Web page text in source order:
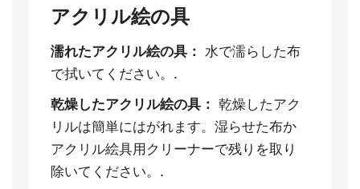
アクリル絵の具
濡れたアクリル絵の具： 水で濡らした布
で拭いてください。.
乾燥したアクリル絵の具： 乾燥したアク
リルは簡単にはがれます。湿らせた布か
アクリル絵具用クリーナーで残りを取り
除いてください。.